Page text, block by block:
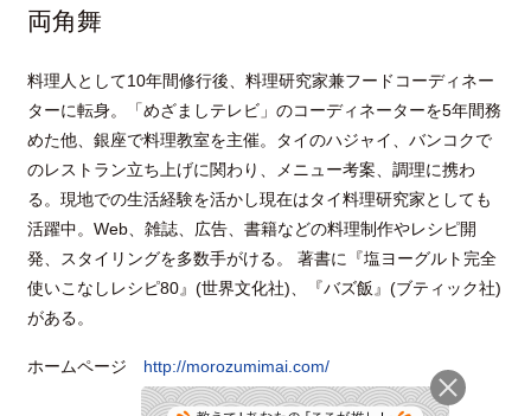
両角舞
料理人として10年間修行後、料理研究家兼フードコーディネー
ターに転身。「めざましテレビ」のコーディネーターを5年間務
めた他、銀座で料理教室を主催。タイのハジャイ、バンコクで
のレストラン立ち上げに関わり、メニュー考案、調理に携わ
る。現地での生活経験を活かし現在はタイ料理研究家としても
活躍中。Web、雑誌、広告、書籍などの料理制作やレシピ開
発、スタイリングを多数手がける。 著書に『塩ヨーグルト完全
使いこなしレシピ80』(世界文化社)、『バズ飯』(ブティック社)
がある。
ホームページ http://morozumimai.com/